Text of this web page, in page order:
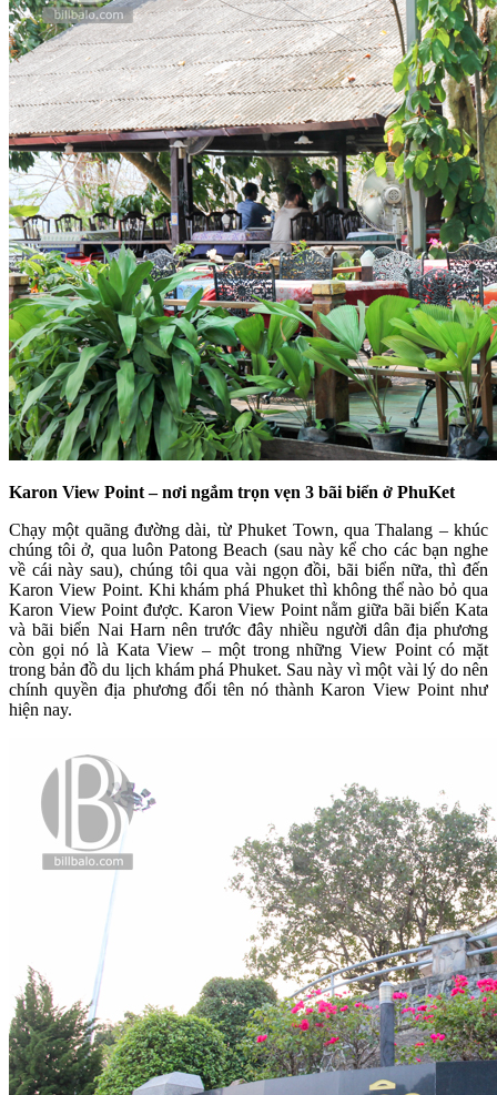
Karon View Point – nơi ngắm trọn vẹn 3 bãi biển ở PhuKet
Chạy một quãng đường dài, từ Phuket Town, qua Thalang – khúc
chúng tôi ở, qua luôn Patong Beach (sau này kể cho các bạn nghe
về cái này sau), chúng tôi qua vài ngọn đồi, bãi biển nữa, thì đến
Karon View Point. Khi khám phá Phuket thì không thể nào bỏ qua
Karon View Point được. Karon View Point nằm giữa bãi biển Kata
và bãi biển Nai Harn nên trước đây nhiều người dân địa phương
còn gọi nó là Kata View – một trong những View Point có mặt
trong bản đồ du lịch khám phá Phuket. Sau này vì một vài lý do nên
chính quyền địa phương đổi tên nó thành Karon View Point như
hiện nay.